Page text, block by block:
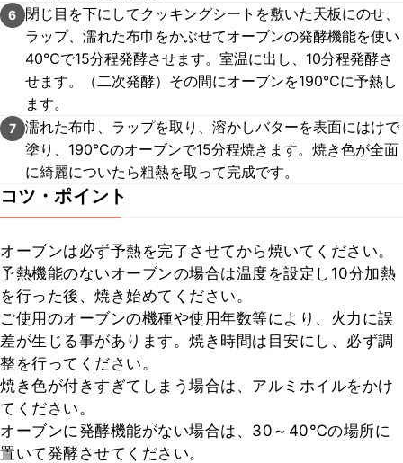
6
閉じ目を下にしてクッキングシートを敷いた天板にのせ、
ラップ、濡れた布巾をかぶせてオーブンの発酵機能を使い
40℃で15分程発酵させます。室温に出し、10分程発酵さ
せます。（二次発酵）その間にオーブンを190℃に予熱し
ます。
7 濡れた布巾、ラップを取り、溶かしバターを表面にはけで
塗り、190℃のオーブンで15分程焼きます。焼き色が全面
に綺麗についたら粗熱を取って完成です。
コツ・ポイント
オーブンは必ず予熱を完了させてから焼いてください。
予熱機能のないオーブンの場合は温度を設定し10分加熱
を行った後、焼き始めてください。
ご使用のオーブンの機種や使用年数等により、火力に誤
差が生じる事があります。焼き時間は目安にし、必ず調
整を行ってください。
焼き色が付きすぎてしまう場合は、アルミホイルをかけ
てください。
オーブンに発酵機能がない場合は、30～40℃の場所に
置いて発酵させてください。